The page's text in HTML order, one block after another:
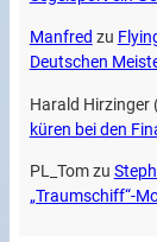
Manfred zu
Deutschen
Harald Hirzinger
küren bei den
PL_Tomzu
„Traumschiff“-